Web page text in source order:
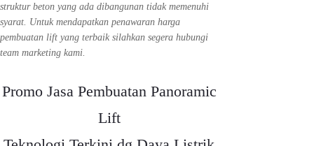
struktur beton yang ada dibangunan tidak memenuhi
syarat. Untuk mendapatkan penawaran harga
pembuatan lift yang terbaik silahkan segera hubungi
team marketing kami.
Promo Jasa Pembuatan Panoramic
Lift